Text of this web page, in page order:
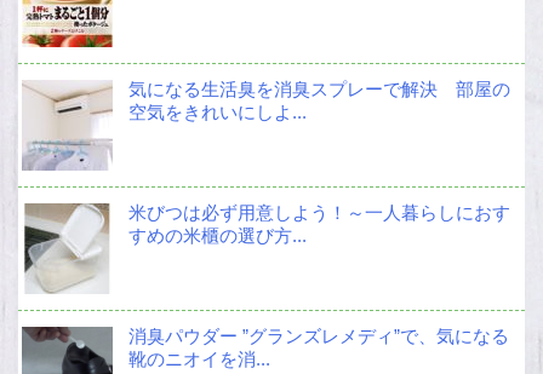
気になる生活臭を消臭スプレーで解決 部屋の
空気をきれいにしよ...
米びつは必ず用意しよう！～一人暮らしにおす
すめの米櫃の選び方...
消臭パウダー ”グランズレメディ”で、気になる
靴のニオイを消...